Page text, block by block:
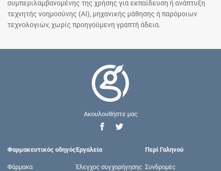
συμπεριλαμβανομένης της χρήσης για εκπαίδευση ή ανάπτυξη
τεχνητής νοημοσύνης (AI), μηχανικής μάθησης ή παρόμοιων
τεχνολογιών, χωρίς προηγούμενη γραπτή άδεια.
Ακουλουθήστε μας
Φαρμακευτικός οδηγός
Φάρμακα
Εργαλεία
Έλεγχος συγχορήγησης
Περί Γαληνού
Συνδρομές